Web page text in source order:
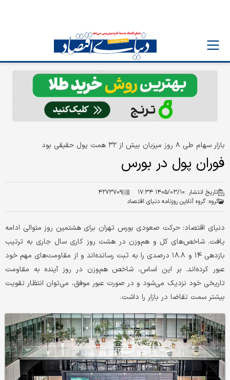
بازار سهام طی ۸ روز میزبان بیش از ۳۲ همت پول حقیقی بود
فوران پول در بورس
تاریخ انتشار :۱۴۰۵/۰۳/۱۰ ۱۷:۳۴
۴۲۷۳۷۰۹
گروه: گروه آنلاین روزنامه دنیای اقتصاد
دنیای اقتصاد: حرکت صعودی بورس تهران برای هشتمین روز متوالی ادامه
یافت. شاخص‌های کل و هم‌وزن در هشت روز کاری سال جاری به ترتیب
بازدهی ۱۴ و ۱۸.۸ درصدی را به ثبت رسانده‌اند و از مقاومت‌های مهم خود
عبور کرده‌اند. بر این اساس، شاخص هم‌وزن در روز آینده به مقاومت
تاریخی خود نزدیک می‌شود و در صورت عبور موفق، می‌توان انتظار تقویت
بیشتر سمت تقاضا در بازار را داشت.